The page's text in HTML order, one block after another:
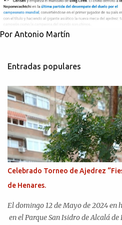
Por Antonio Martín
Entradas populares
Celebrado Torneo de Ajedrez
de Henares.
El domingo 12 de Mayo de 2024 en
en el Parque San Isidro de Alcalá